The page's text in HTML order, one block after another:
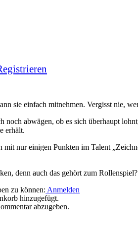
hinzugefügt.
sie einfach mitnehmen. Vergisst nie,
noch abwägen, ob es sich überhaupt
erhält.
mit nur einigen Punkten im Talent
denn auch das gehört zum
zu können: Anmelden
abzugeben.